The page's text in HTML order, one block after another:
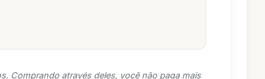
Comprando através deles, você não paga mais